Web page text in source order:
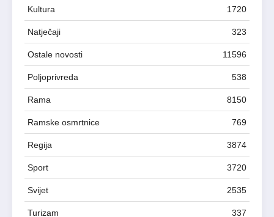
Kultura 1720
Natječaji 323
Ostale novosti 11596
Poljoprivreda 538
Rama 8150
Ramske osmrtnice 769
Regija 3874
Sport 3720
Svijet 2535
Turizam 337